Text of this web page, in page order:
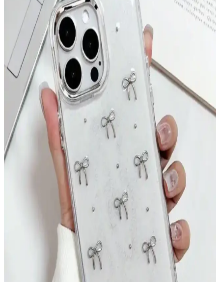
Göre Doğru Tercihler
Telefon markası seçimi kullanım alışkanlıklarına göre değişir. iPhone
uzun destek ve seyahat avantajı sunarken, Samsung özelleştirme ve
çok yönlülük sağlar. Diğer markalar performans ve fiyat dengesi
sunar.
Sebo E3 Elektrikli Süpürge: Performans, Kullanım
Kolaylığı ve Teknik Özelliklerin Yıllık
Değerlendirmesi
Sebo E3 elektrikli süpürge, güçlü emiş gücü, taşınabilirliği ve
tıkanma sorunu yaşamamasıyla ev temizliğinde etkili bir çözüm
sunuyor. Kullanıcı deneyimleri ve teknik özellikler detaylıca
incelenmiştir.
Mediamarkt Kayseri'de Geniş Telefon Aksesuarları
Seçenekleri ve Ürün Çeşitleri
Mediamarkt Kayseri, geniş ürün yelpazesiyle telefon aksesuarları
sunuyor. Şarj kabloları, kılıflar, ekran koruyucuları ve kulaklıklar
gibi çeşitli ürünlerle telefonlarınızı koruyun ve kişiselleştirin.
Grundig VCP 7330 Şarjlı Kablosuz Süpürge: Hafif
ve Güçlü Temizlik Çözümü
Grundig VCP 7330 şarjlı süpürge, hafif tasarımı ve güçlü
performansıyla pratik temizlik sağlar. Uzun pil ömrü ve çeşitli
aksesuarlarıyla farklı yüzeylerde etkili kullanım sunar.